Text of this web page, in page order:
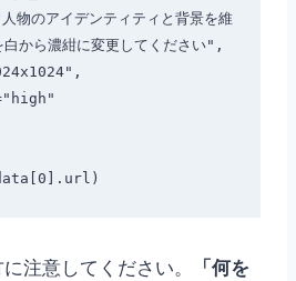
白から濃紺に変更してください",
注意してください。
「何を